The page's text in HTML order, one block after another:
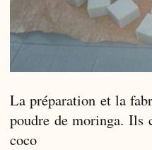
La préparation et la
poudre de moringa. Ils
coco